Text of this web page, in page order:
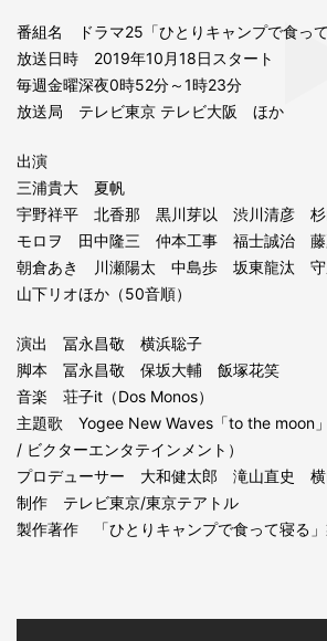
番組名 ドラマ25「ひとりキャンプで食って
放送日時 2019年10月18日スタート
毎週金曜深夜0時52分～1時23分
放送局 テレビ東京 テレビ大阪 ほか
出演
三浦貴大 夏帆
宇野祥平 北香那 黒川芽以 渋川清彦 杉
モロヲ 田中隆三 仲本工事 福士誠治 藤
朝倉あき 川瀬陽太 中島歩 坂東龍汰
山下リオほか（50音順）
演出 冨永昌敬 横浜聡子
脚本 冨永昌敬 保坂大輔 飯塚花笑
音楽 荘子it（Dos Monos）
主題歌 Yogee New Waves「to the moon
/ ビクターエンタテインメント）
プロデューサー 大和健太郎 滝山直史 横
制作 テレビ東京/東京テアトル
製作著作 「ひとりキャンプで食って寝る